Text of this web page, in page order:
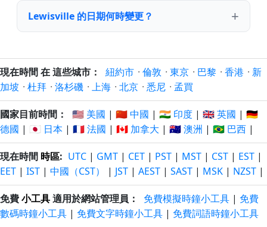
Lewisville 的日期何時變更？
現在時間 在 這些城市： 紐約市 · 倫敦 · 東京 · 巴黎 · 香港 · 新
加坡 · 杜拜 · 洛杉磯 · 上海 · 北京 · 悉尼 · 孟買
國家目前時間： 🇺🇸 美國 | 🇨🇳 中國 | 🇮🇳 印度 | 🇬🇧 英國 | 🇩🇪
德國 | 🇯🇵 日本 | 🇫🇷 法國 | 🇨🇦 加拿大 | 🇦🇺 澳洲 | 🇧🇷 巴西 |
現在時間 時區: UTC | GMT | CET | PST | MST | CST | EST |
EET | IST | 中國（CST） | JST | AEST | SAST | MSK | NZST |
免費小工具適用於網站管理員： 免費模擬時鐘小工具 | 免費
數碼時鐘小工具 | 免費文字時鐘小工具 | 免費詞語時鐘小工具